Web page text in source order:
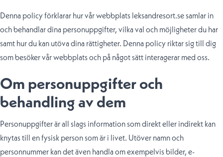
Denna policy förklarar hur vår webbplats leksandresort.se samlar in
och behandlar dina personuppgifter, vilka val och möjligheter du har
samt hur du kan utöva dina rättigheter. Denna policy riktar sig till dig
som besöker vår webbplats och på något sätt interagerar med oss.
Om personuppgifter och
behandling av dem
Personuppgifter är all slags information som direkt eller indirekt kan
knytas till en fysisk person som är i livet. Utöver namn och
personnummer kan det även handla om exempelvis bilder, e-